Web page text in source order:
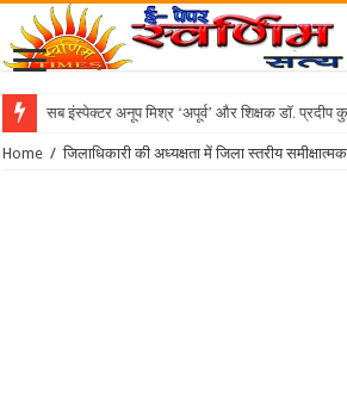
सब इंस्पेक्टर अनूप मिश्र ‘अपूर्व’ और शिक्षक डॉ. प्रदीप
Home / जिलाधिकारी की अध्यक्षता में जिला स्तरीय